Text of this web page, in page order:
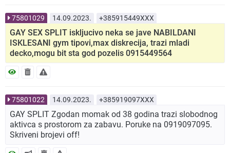
75801029 14.09.2023. +385915449XXX
GAY SEX SPLIT iskljucivo neka se jave NABILDANI
ISKLESANI gym tipovi,max diskrecija, trazi mladi
decko,mogu bit sta god pozelis 0915449564
75801022 14.09.2023. +385919097XXX
GAY SPLIT Zgodan momak od 38 godina trazi slobodnog
aktivca s prostorom za zabavu. Poruke na 0919097095.
Skriveni brojevi off!